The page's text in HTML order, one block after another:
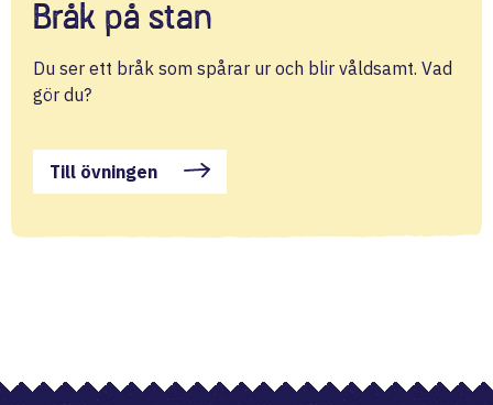
Bråk på stan
Du ser ett bråk som spårar ur och blir våldsamt. Vad
gör du?
Till övningen